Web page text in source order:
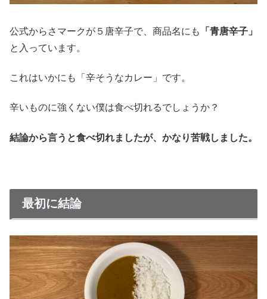
公式からさマークが５唐辛子で、商品名にも
「青唐辛子」
と入っています。
これはいかにも「辛そうなカレー」です。
辛いものに強くない僕は食べ切れるでしょうか？
結論から言うと食べ切れましたが、かなり苦戦しました。
最初に結論